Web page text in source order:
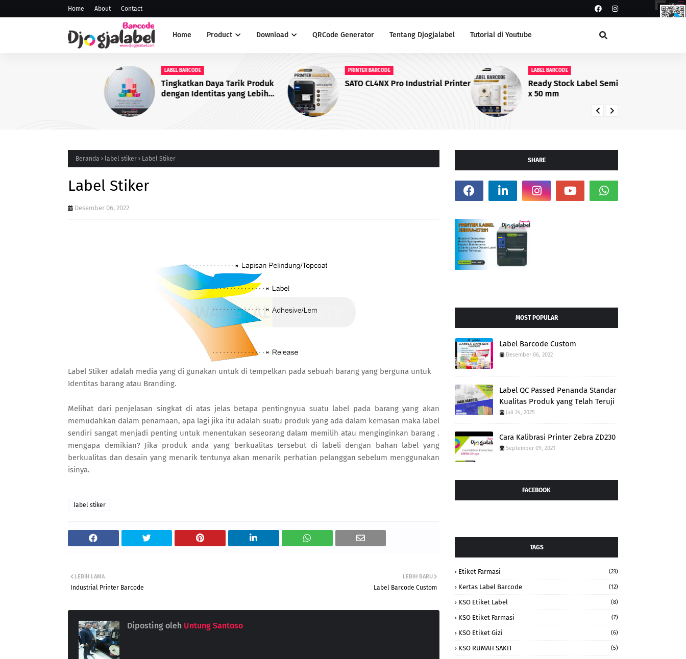
Home About Contact
Home Product Download QRCode Generator Tentang Djogjalabel Tutorial di Youtube
LABEL BARCODE
Tingkatkan Daya Tarik Produk
dengan Identitas yang Lebih
Profesional
PRINTER BARCODE
SATO CL4NX Pro Industrial Printer
LABEL BARCODE
Ready Stock Label Semicoat 100
x 50 mm
Beranda label stiker Label Stiker
Label Stiker
Desember 06, 2022
Label Stiker adalah media yang di gunakan untuk di tempelkan pada sebuah barang yang berguna untuk
Identitas barang atau Branding.
Melihat dari penjelasan singkat di atas jelas betapa pentingnyua suatu label pada barang yang akan
memudahkan dalam penamaan, apa lagi jika itu adalah suatu produk yang ada dalam kemasan maka label
sendiri sangat menjadi penting untuk menentukan seseorang dalam memilih atau menginginkan barang .
mengapa demikian? Jika produk anda yang berkualitas tersebut di labeli dengan bahan label yang
berkualitas dan desain yang menarik tentunya akan menarik perhatian pelanggan sebelum menggunakan
isinya.
label stiker
LEBIH BARU
Label Barcode Custom
LEBIH LAMA
Industrial Printer Barcode
Diposting oleh Untung Santoso
SHARE
MOST POPULAR
Label Barcode Custom
Desember 06, 2022
Label QC Passed Penanda Standar
Kualitas Produk yang Telah Teruji
Juli 24, 2025
Cara Kalibrasi Printer Zebra ZD230
September 09, 2021
FACEBOOK
TAGS
Etiket Farmasi (23)
Kertas Label Barcode (12)
KSO Etiket Label (8)
KSO Etiket Farmasi (7)
KSO Etiket Gizi (6)
KSO RUMAH SAKIT (5)